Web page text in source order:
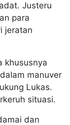
Justeru
para
jeratan
khususnya
manuver
Lukas.
situasi.
dan